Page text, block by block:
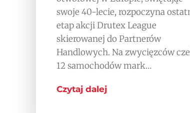
swoje 40-lecie, rozpoczyna
etap akcji Drutex League
skierowanej do Partnerów
Handlowych. Na zwycięzców
12 samochodów mark…
Czytaj dalej